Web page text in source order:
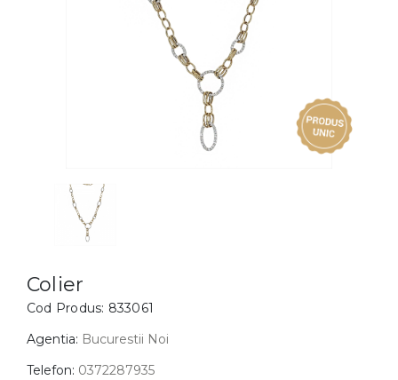
BIJUTERII COPII
Cercei
Bratari
Coliere
Lanturi
Colier
Cod Produs: 833061
Agentia: Bucurestii Noi
Telefon: 0372287935